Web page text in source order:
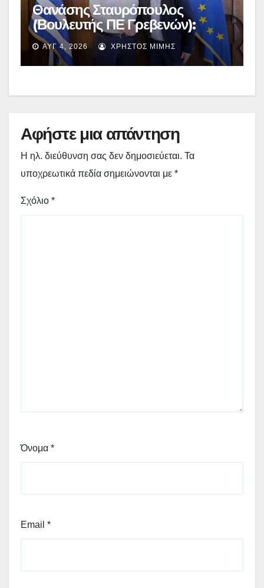
Θανάσης Σταυρόπουλος
(Βουλευτής ΠΕ Γρεβενών):
Έκτακτη χρηματοδότηση
400.000€ για επιπλέον
εργασίες στο Δημοτικό Στάδιο
ΑΥΓ 4, 2026 ΧΡΉΣΤΟΣ ΜΊΜΗΣ
Αφήστε μια απάντηση
Η ηλ. διεύθυνση σας δεν δημοσιεύεται. Τα
υποχρεωτικά πεδία σημειώνονται με *
Σχόλιο *
Όνομα *
Email *